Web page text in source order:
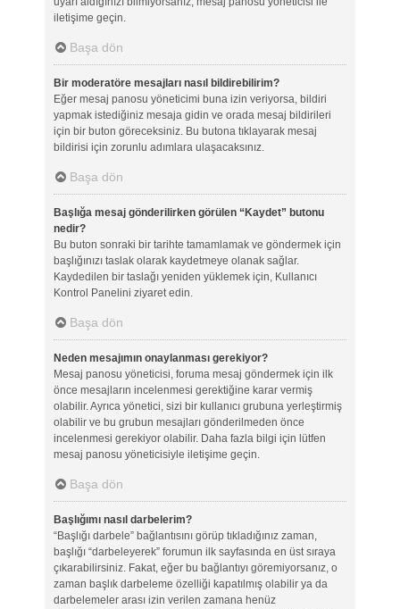
iletişime geçin.
Başa dön
Bir moderatöre mesajları nasıl bildirebilirim?
Eğer mesaj panosu yöneticimi buna izin veriyorsa, bildiri
yapmak istediğiniz mesaja gidin ve orada mesaj bildirileri
için bir buton göreceksiniz. Bu butona tıklayarak mesaj
bildirisi için zorunlu adımlara ulaşacaksınız.
Başa dön
Başlığa mesaj gönderilirken görülen “Kaydet” butonu
nedir?
Bu buton sonraki bir tarihte tamamlamak ve göndermek için
başlığınızı taslak olarak kaydetmeye olanak sağlar.
Kaydedilen bir taslağı yeniden yüklemek için, Kullanıcı
Kontrol Panelini ziyaret edin.
Başa dön
Neden mesajımın onaylanması gerekiyor?
Mesaj panosu yöneticisi, foruma mesaj göndermek için ilk
önce mesajların incelenmesi gerektiğine karar vermiş
olabilir. Ayrıca yönetici, sizi bir kullanıcı grubuna yerleştirmiş
olabilir ve bu grubun mesajları gönderilmeden önce
incelenmesi gerekiyor olabilir. Daha fazla bilgi için lütfen
mesaj panosu yöneticisiyle iletişime geçin.
Başa dön
Başlığımı nasıl darbelerim?
“Başlığı darbele” bağlantısını görüp tıkladığınız zaman,
başlığı “darbeleyerek” forumun ilk sayfasında en üst sıraya
çıkarabilirsiniz. Fakat, eğer bu bağlantıyı göremiyorsanız, o
zaman başlık darbeleme özelliği kapatılmış olabilir ya da
darbelemeler arası izin verilen zamana henüz